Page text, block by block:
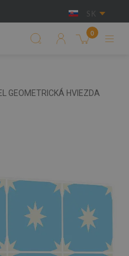
SK
0
GEOMETRICKÁ HVIEZDA